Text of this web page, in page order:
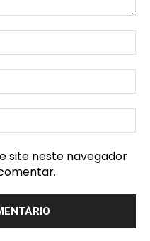
site neste navegador